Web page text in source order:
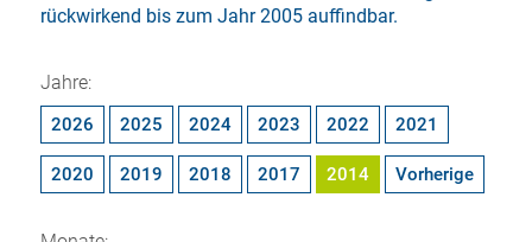
rückwirkend bis zum Jahr 2005 auffindbar.
Jahre:
2026 2025 2024 2023 2022 2021
2020 2019 2018 2017 2014 Vorherige